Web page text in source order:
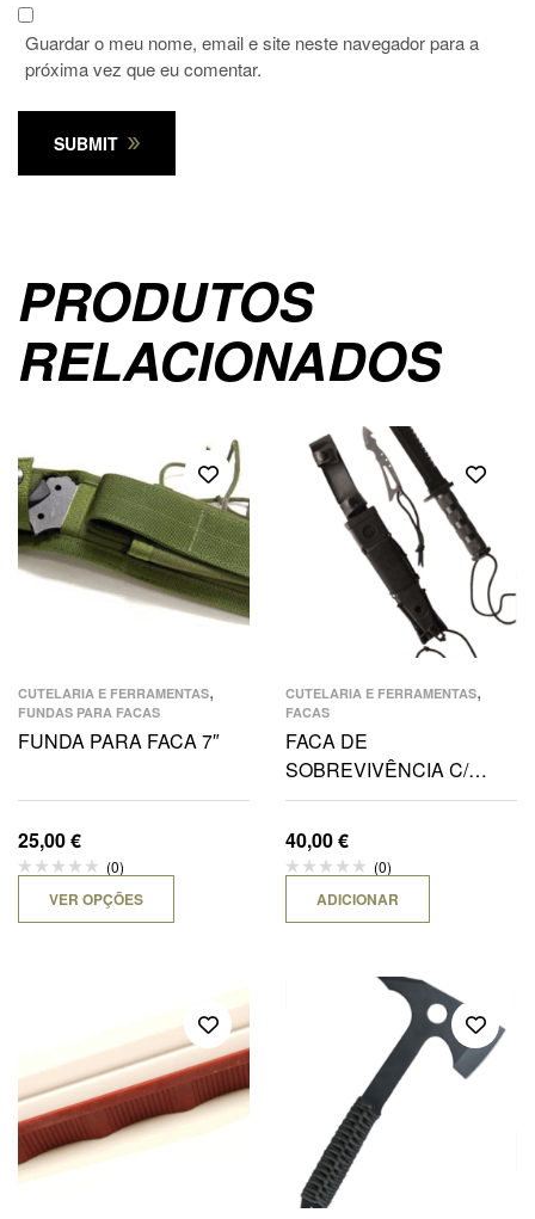
Guardar o meu nome, email e site neste navegador para a
próxima vez que eu comentar.
SUBMIT
PRODUTOS
RELACIONADOS
CUTELARIA E FERRAMENTAS,
FUNDAS PARA FACAS
FUNDA PARA FACA 7″
25,00€
(0)
VER OPÇÕES
CUTELARIA E FERRAMENTAS,
FACAS
FACA DE
SOBREVIVÊNCIA C/
FUNDA-BK
40,00€
(0)
ADICIONAR